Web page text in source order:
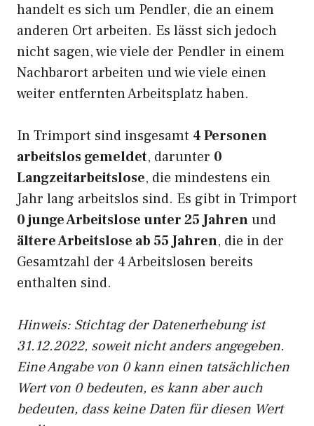
handelt es sich um Pendler, die an einem
anderen Ort arbeiten. Es lässt sich jedoch
nicht sagen, wie viele der Pendler in einem
Nachbarort arbeiten und wie viele einen
weiter entfernten Arbeitsplatz haben.
In Trimport sind insgesamt 4 Personen
arbeitslos gemeldet, darunter 0
Langzeitarbeitslose, die mindestens ein
Jahr lang arbeitslos sind. Es gibt in Trimport
0 junge Arbeitslose unter 25 Jahrenund
ältere Arbeitslose ab 55 Jahren, die in der
Gesamtzahl der 4 Arbeitslosen bereits
enthalten sind.
Hinweis: Stichtag der Datenerhebung ist
31.12.2022, soweit nicht anders angegeben.
Eine Angabe von 0 kann einen tatsächlichen
Wert von 0 bedeuten, es kann aber auch
bedeuten, dass keine Daten für diesen Wert